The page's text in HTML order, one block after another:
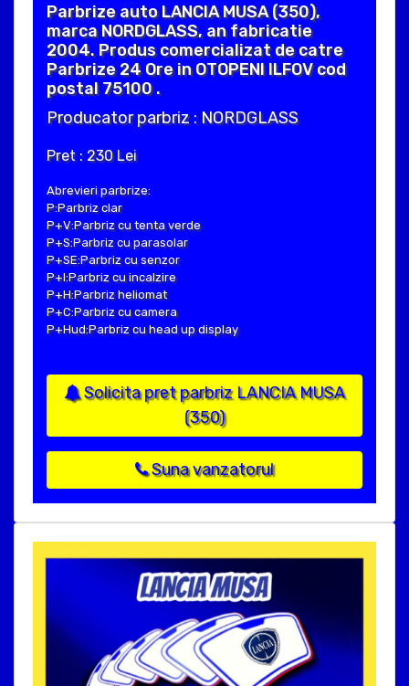
Parbrize auto LANCIA MUSA (350),
marca NORDGLASS, an fabricatie
2004. Produs comercializat de catre
Parbrize 24 Ore in OTOPENI ILFOV cod
postal 75100 .
Producator parbriz : NORDGLASS
Pret : 230 Lei
Abrevieri parbrize:
P:Parbriz clar
P+V:Parbriz cu tenta verde
P+S:Parbriz cu parasolar
P+SE:Parbriz cu senzor
P+I:Parbriz cu incalzire
P+H:Parbriz heliomat
P+C:Parbriz cu camera
P+Hud:Parbriz cu head up display
Solicita pret parbriz LANCIA MUSA
(350)
Suna vanzatorul